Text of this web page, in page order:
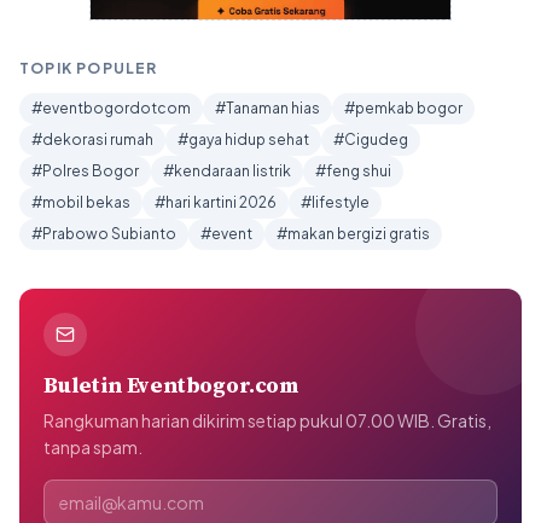
TOPIK POPULER
#eventbogordotcom #Tanaman hias
#pemkab bogor
#dekorasi rumah
#gaya hidup sehat
#Cigudeg
#Polres Bogor
#kendaraan listrik
#feng shui
#mobil bekas
#hari kartini 2026
#lifestyle
#Prabowo Subianto
#event #makan bergizi gratis
Buletin Eventbogor.com
Rangkuman harian dikirim setiap pukul 07.00 WIB. Gratis,
tanpa spam.
Alamat email